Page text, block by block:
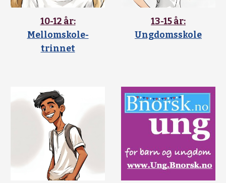
10-12 år:
Mellomskole-
trinnet
13-15 år:
Ungdomsskole